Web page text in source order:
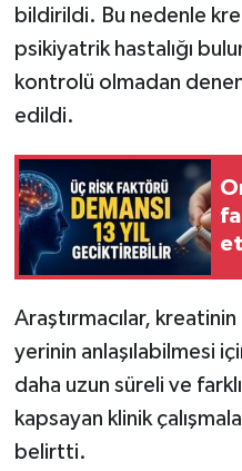
bildirildi. Bu nedenle
psikiyatrik hastalığı
kontrolü olmadan
edildi.
Araştırmacılar,
yerinin anlaşılabilmesi
daha uzun süreli ve
kapsayan klinik
belirtti.